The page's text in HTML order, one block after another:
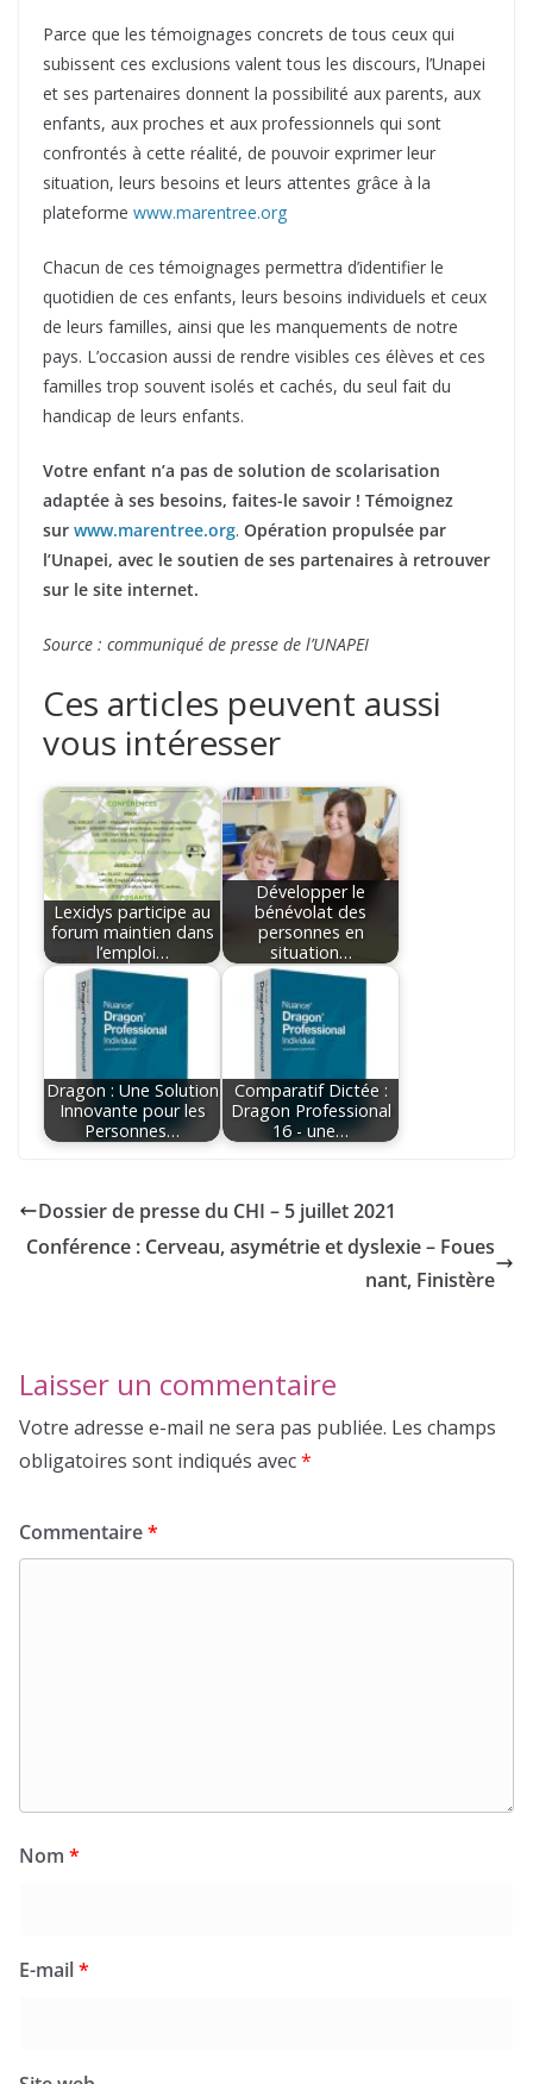
Parce que les témoignages concrets de tous ceux qui
subissent ces exclusions valent tous les discours, l’Unapei
et ses partenaires donnent la possibilité aux parents, aux
enfants, aux proches et aux professionnels qui sont
confrontés à cette réalité, de pouvoir exprimer leur
situation, leurs besoins et leurs attentes grâce à la
plateforme www.marentree.org
Chacun de ces témoignages permettra d’identifier le
quotidien de ces enfants, leurs besoins individuels et ceux
de leurs familles, ainsi que les manquements de notre
pays. L’occasion aussi de rendre visibles ces élèves et ces
familles trop souvent isolés et cachés, du seul fait du
handicap de leurs enfants.
Votre enfant n’a pas de solution de scolarisation
adaptée à ses besoins, faites-le savoir ! Témoignez
sur www.marentree.org. Opération propulsée par
l’Unapei, avec le soutien de ses partenaires à retrouver
sur le site internet.
Source : communiqué de presse de l’UNAPEI
Ces articles peuvent aussi
vous intéresser
Lexidys participe au
forum maintien dans
l’emploi…
Développer le
bénévolat des
personnes en
situation…
Dragon : Une Solution
Innovante pour les
Personnes…
Comparatif Dictée :
Dragon Professional
16 - une…
Dossier de presse du CHI – 5 juillet 2021
Conférence : Cerveau, asymétrie et dyslexie – Foues
nant, Finistère
Laisser un commentaire
Votre adresse e-mail ne sera pas publiée. Les champs
obligatoires sont indiqués avec*
Commentaire*
Nom *
E-mail*